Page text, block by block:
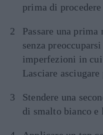
prima di
Passare una
senza
imperfezioni in cui
Lasciare
Stendere una
di smalto bianco e